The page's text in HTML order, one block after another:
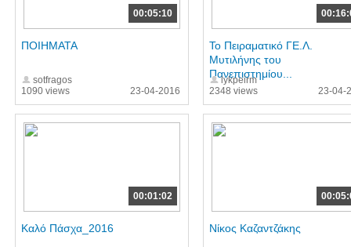
00:05:10
1090 views
ΠΟΙΗΜΑΤΑ
sotfragos
23-04-2016
2348 views
Το Πειραματικό ΓΕ.Λ.
Μυτιλήνης του
Πανεπιστημίου...
lykpeirm
23-04-
00:01:02
Καλό Πάσχα_2016 Νίκος Καζαντζάκης